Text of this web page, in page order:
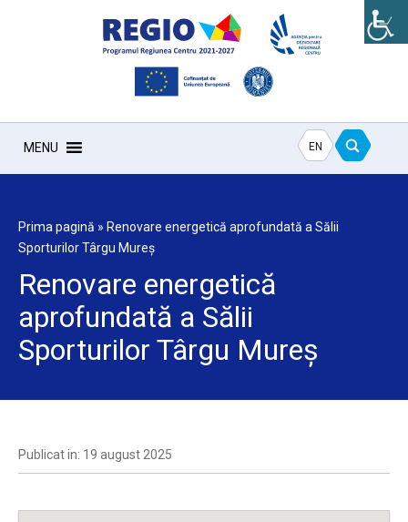
MENU EN
Prima pagină » Renovare energetică aprofundată a Sălii
Sporturilor Târgu Mureș
Renovare energetică
aprofundată a Sălii
Sporturilor Târgu Mureș
Publicat in: 19 august 2025